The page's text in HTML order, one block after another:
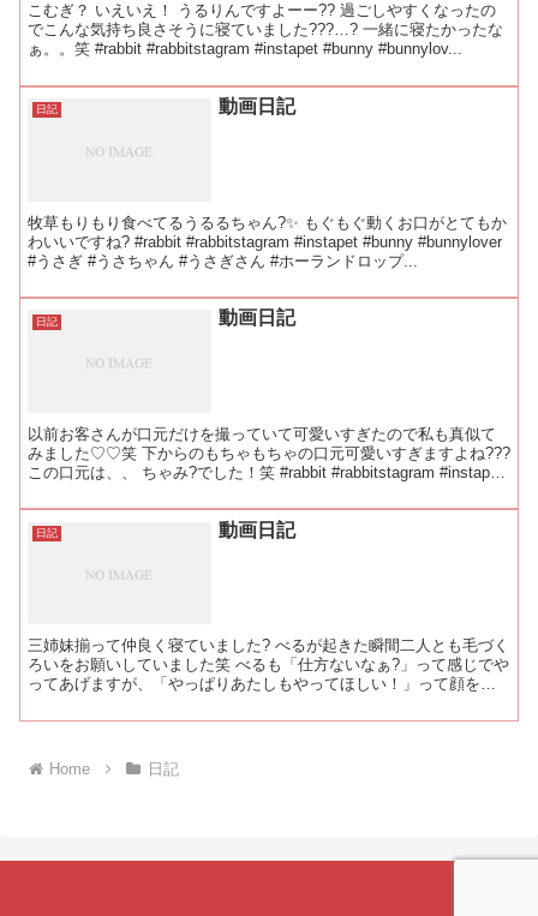
こむぎ？ いえいえ！ うるりんですよーー?? 過ごしやすくなったの
でこんな気持ち良さそうに寝ていました???…? 一緒に寝たかったな
ぁ。。笑 #rabbit #rabbitstagram #instapet #bunny #bunnylov...
日記 動画日記
牧草もりもり食べてるうるるちゃん?✨ もぐもぐ動くお口がとてもか
わいいですね? #rabbit #rabbitstagram #instapet #bunny #bunnylover
#うさぎ #うさちゃん #うさぎさん #ホーランドロップ...
日記 動画日記
以前お客さんが口元だけを撮っていて可愛いすぎたので私も真似て
みました♡♡笑 下からのもちゃもちゃの口元可愛いすぎますよね???
この口元は、、 ちゃみ?でした！笑 #rabbit #rabbitstagram #instapet
日記 動画日記
三姉妹揃って仲良く寝ていました? べるが起きた瞬間二人とも毛づく
ろいをお願いしていました笑 べるも「仕方ないなぁ?」って感じでや
ってあげますが、「やっぱりあたしもやってほしい！」って顔を埋
Home 日記